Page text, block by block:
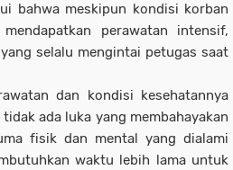
bahwa meskipun kondisi korban
perawatan intensif,
selalu mengintai petugas saat
dan kondisi kesehatannya
ada luka yang membahayakan
fisik dan mental yang dialami
waktu lebih lama untuk